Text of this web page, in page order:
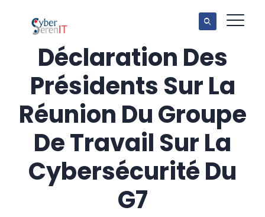
Déclaration Des
Présidents Sur La
Réunion Du Groupe
De Travail Sur La
Cybersécurité Du
G7